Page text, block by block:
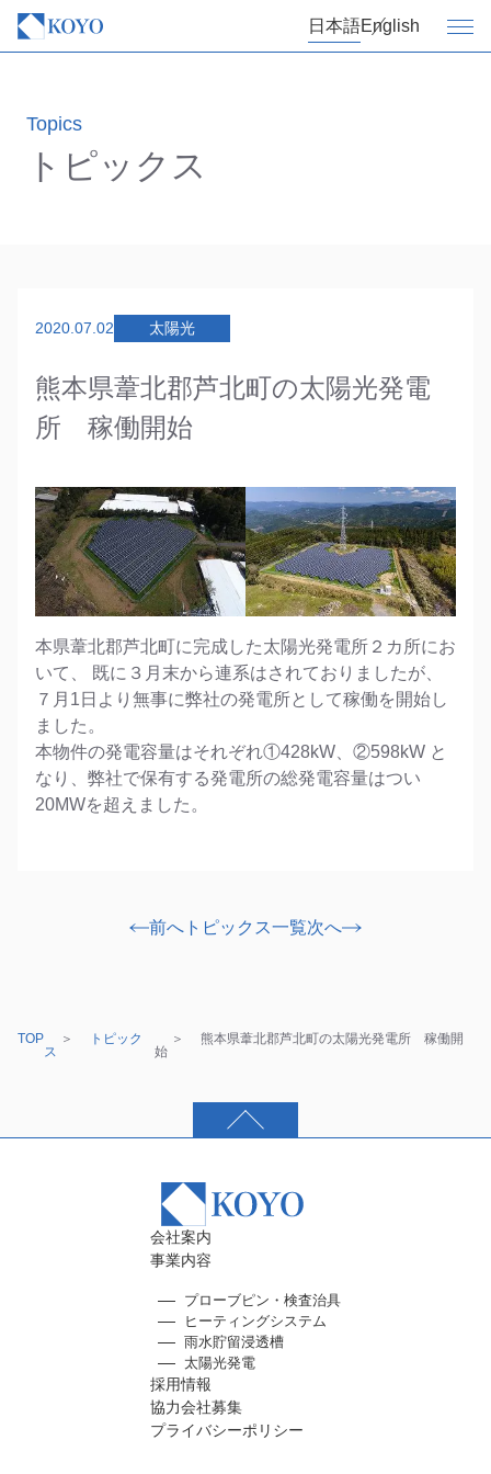
日本語English
トピックス
Topics
2020.07.02 太陽光
熊本県葦北郡芦北町の太陽光発電
所 稼働開始
本県葦北郡芦北町に完成した太陽光発電所２カ所にお
いて、 既に３月末から連系はされておりましたが、
７月1日より無事に弊社の発電所として稼働を開始し
ました。
本物件の発電容量はそれぞれ①428kW、②598kW と
なり、弊社で保有する発電所の総発電容量はつい
20MWを超えました。
前へ トピックス一覧次へ
TOP
トピック
ス
熊本県葦北郡芦北町の太陽光発電所 稼働開
始
会社案内
事業内容
プローブピン・検査治具
ヒーティングシステム
雨水貯留浸透槽
太陽光発電
採用情報
協力会社募集
プライバシーポリシー